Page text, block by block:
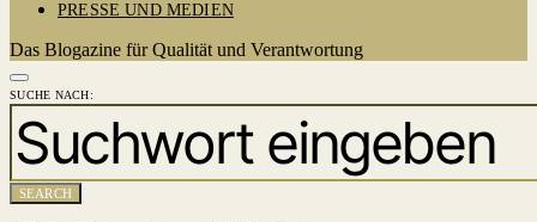
PRESSE UND MEDIEN
Das Blogazine für Qualität und Verantwortung
SUCHE NACH:
SEARCH